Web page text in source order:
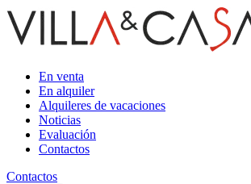
En venta
En alquiler
Alquileres de vacaciones
Noticias
Evaluación
Contactos
Contactos